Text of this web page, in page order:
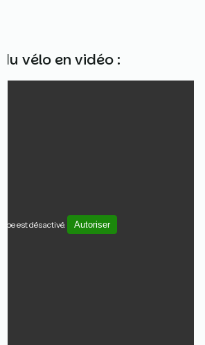
vélo en vidéo :
est désactivé. Autoriser